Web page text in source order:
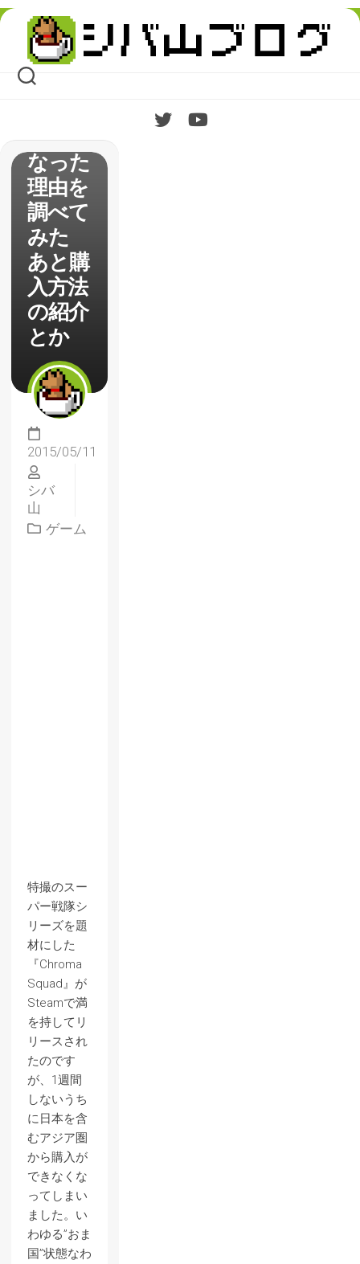
Skip
content
な戦隊
モノの
SRPG
が”お
国”に
なった
理由を
調べて
みた
あと購
入方法
の紹介
とか
2015/05/11
シバ
山
ゲーム
特撮のスー
パー戦隊シ
リーズを題
材にした
『Chroma
Squad』が
Steamで満
を持してリ
リースされ
たのです
が、1週間
しないうち
に日本を含
むアジア圏
から購入が
できなくな
ってしまい
ました。い
わゆる”おま
国”状態なわ